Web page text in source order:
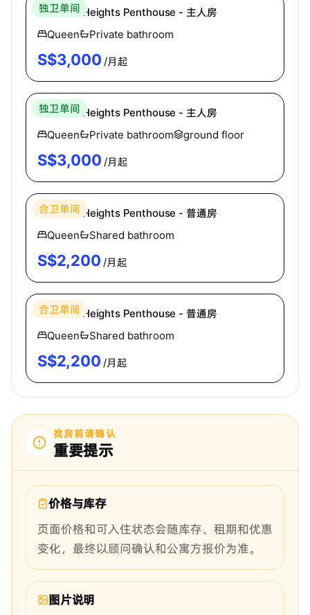
独卫单间
Mandale Heights Penthouse - 主人房
Queen
Private bathroom
S$3,000 /月起
独卫单间
Mandale Heights Penthouse - 主人房
Queen
Private bathroom ground floor
S$3,000 /月起
合卫单间
Mandale Heights Penthouse - 普通房
Queen
Shared bathroom
S$2,200 /月起
合卫单间
Mandale Heights Penthouse - 普通房
Queen
Shared bathroom
S$2,200 /月起
找房前请确认
重要提示
价格与库存
页面价格和可入住状态会随库存、租期和优惠
变化，最终以顾问确认和公寓方报价为准。
图片说明